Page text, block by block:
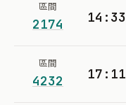
區間
2174 14:33
區間
4232 17:11